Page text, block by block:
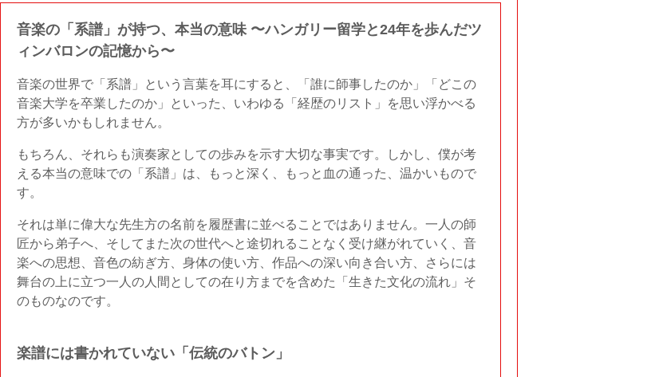
音楽の「系譜」が持つ、本当の意味 〜ハンガリー留学と24年を歩んだツ
ィンバロンの記憶から〜
音楽の世界で「系譜」という言葉を耳にすると、「誰に師事したのか」「どこの
音楽大学を卒業したのか」といった、いわゆる「経歴のリスト」を思い浮かべる
方が多いかもしれません。
もちろん、それらも演奏家としての歩みを示す大切な事実です。しかし、僕が考
える本当の意味での「系譜」は、もっと深く、もっと血の通った、温かいもので
す。
それは単に偉大な先生方の名前を履歴書に並べることではありません。一人の師
匠から弟子へ、そしてまた次の世代へと途切れることなく受け継がれていく、音
楽への思想、音色の紡ぎ方、身体の使い方、作品への深い向き合い方、さらには
舞台の上に立つ一人の人間としての在り方までを含めた「生きた文化の流れ」そ
のものなのです。
楽譜には書かれていない「伝統のバトン」